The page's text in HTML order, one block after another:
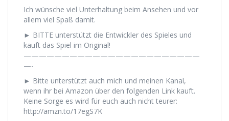
Ich wünsche viel Unterhaltung beim Ansehen und vor
allem viel Spaß damit.
► BITTE unterstützt die Entwickler des Spieles und
kauft das Spiel im Original!
———————————————————————
—-
► Bitte unterstützt auch mich und meinen Kanal,
wenn ihr bei Amazon über den folgenden Link kauft.
Keine Sorge es wird für euch auch nicht teurer:
http://amzn.to/17egS7K